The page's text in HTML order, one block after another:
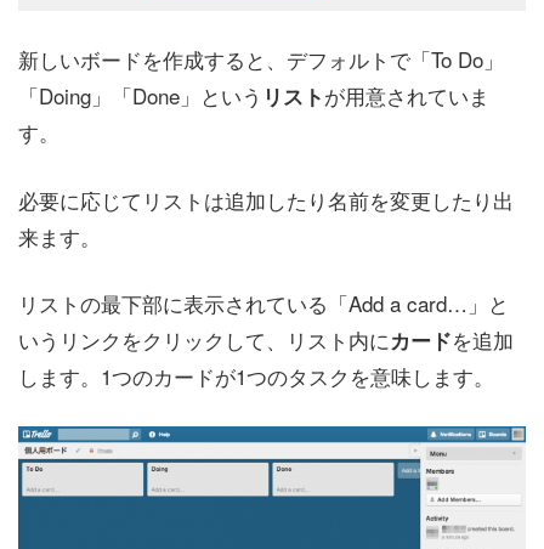
新しいボードを作成すると、デフォルトで「To Do」
「Doing」「Done」という リストが用意されていま
す。
必要に応じてリストは追加したり名前を変更したり出
来ます。
リストの最下部に表示されている「Add a card…」と
いうリンクをクリックして、リスト内にカードを追加
します。1つのカードが1つのタスクを意味します。